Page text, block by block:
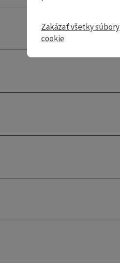
Zakázať všetky súbory
cookie